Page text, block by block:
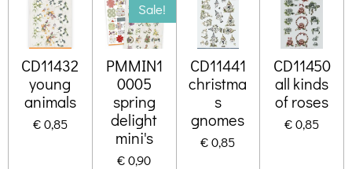
CD11432
young
animals
€ 0,85
Sale!
PMMIN1
0005
spring
delight
mini's
€ 0,90
CD11441
christma
s
gnomes
€ 0,85
CD11450
all kinds
of roses
€ 0,85